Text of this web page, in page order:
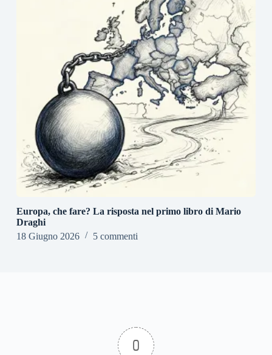
Europa, che fare? La risposta nel primo libro di Mario
Draghi
18 Giugno 2026
5 commenti
0